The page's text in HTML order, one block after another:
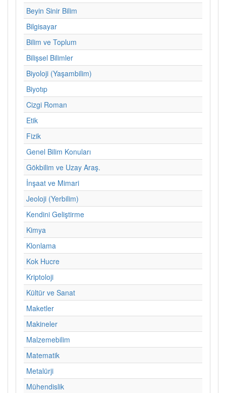
Beyin Sinir Bilim
Bilgisayar
Bilim ve Toplum
Bilişsel Bilimler
Biyoloji (Yaşambilim)
Biyotıp
Cizgi Roman
Etik
Fizik
Genel Bilim Konuları
Gökbilim ve Uzay Araş.
İnşaat ve Mimari
Jeoloji (Yerbilim)
Kendini Geliştirme
Kimya
Klonlama
Kok Hucre
Kriptoloji
Kültür ve Sanat
Maketler
Makineler
Malzemebilim
Matematik
Metalürji
Mühendislik